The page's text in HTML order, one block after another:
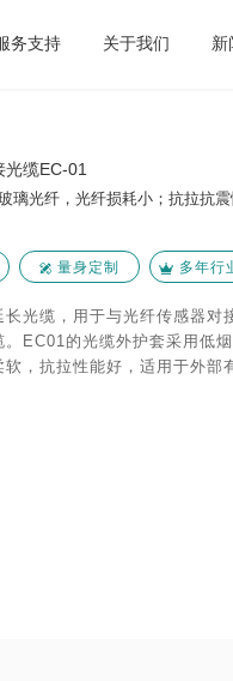
务支持 关于我们 新
光缆EC-01
璃光纤，光纤损耗小；抗拉抗震
量身定制 多年行
长光缆，用于与光纤传感器对
。EC01的光缆外护套采用低
，抗拉性能好，适用于外部